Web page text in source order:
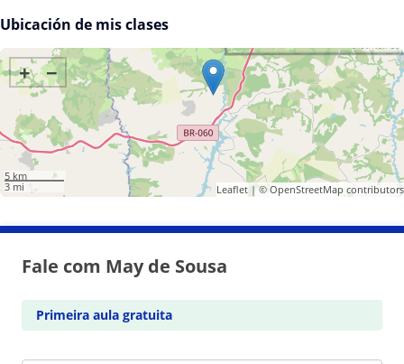
Ubicación de mis clases
+ −
5 km
3 mi
Leaflet| © OpenStreetMap contributors
Fale com May de Sousa
Primeira aula gratuita